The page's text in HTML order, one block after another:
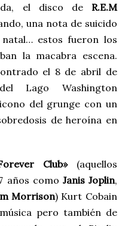
el disco de R.E.M
una nota de suicido
estos fueron los
la macabra escena.
el 8 de abril de
Lago Washington
del grunge con un
de heroína en
Club»(aquellos
años como Janis Joplin,
Morrison) Kurt Cobain
pero también de